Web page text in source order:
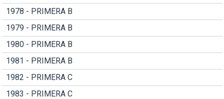
1978 - PRIMERA B
1979 - PRIMERA B
1980 - PRIMERA B
1981 - PRIMERA B
1982 - PRIMERA C
1983 - PRIMERA C